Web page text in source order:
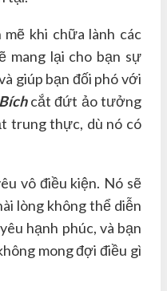
khi chữa lành các
mang lại cho bạn sự
giúp bạn đối phó với
cắt đứt ảo tưởng
trung thực, dù nó có
vô điều kiện. Nó sẽ
lòng không thể diễn
hạnh phúc, và bạn
mong đợi điều gì